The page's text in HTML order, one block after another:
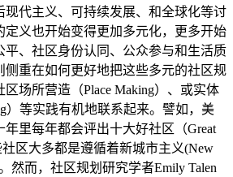
现代主义、可持续发展、和全球化等讨
定义也开始变得更加多元化，更多开始
平、社区身份认同、公众参与和生活质
侧重在如何更好地把这些多元的社区规
场所营造（Place Making）、或实体
）等实践有机地联系起来。譬如，美
年里每年都会评出十大好社区（Great
社区大多都是遵循着新城市主义(New
然而，社区规划研究学者Emily Talen